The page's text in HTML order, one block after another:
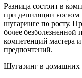
Разница состоит в
при депиляции воском
шугаринге по росту.
более безболезненной
компетенций мастера
предпочтений.
Шугаринг в домашних